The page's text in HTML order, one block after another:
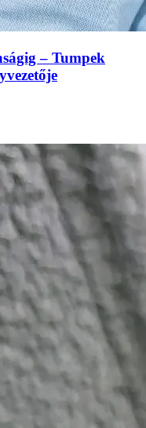
– Tumpek